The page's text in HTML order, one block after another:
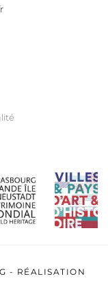
- RÉALISATION